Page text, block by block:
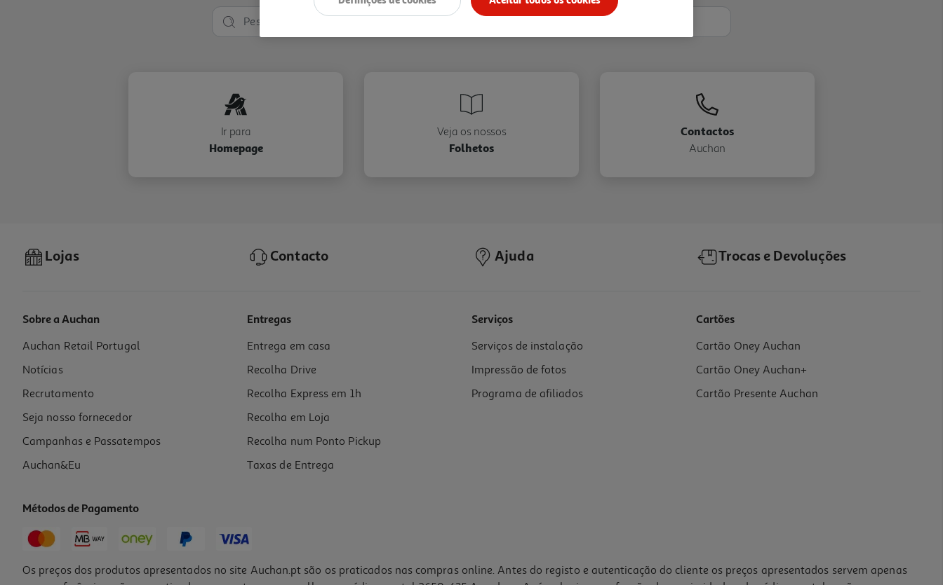
Ir para
Homepage
Veja os nossos
Folhetos
Contactos
Auchan
Lojas Contacto Ajuda Trocas e Devoluções
Sobre a Auchan
Auchan Retail Portugal
Notícias
Recrutamento
Seja nosso fornecedor
Campanhas e Passatempos
Auchan&Eu
Entregas
Entrega em casa
Recolha Drive
Recolha Express em 1h
Recolha em Loja
Recolha num Ponto Pickup
Taxas de Entrega
Serviços
Serviços de instalação
Impressão de fotos
Programa de afiliados
Cartões
Cartão Oney Auchan
Cartão Oney Auchan+
Cartão Presente Auchan
Métodos de Pagamento
Os preços dos produtos apresentados no site Auchan.pt são os praticados nas compras online. Antes do registo e autenticação do cliente os preços apresentados servem apenas